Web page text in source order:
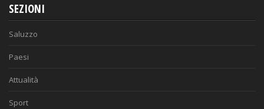
SEZIONI
Saluzzo
Paesi
Attualità
Sport